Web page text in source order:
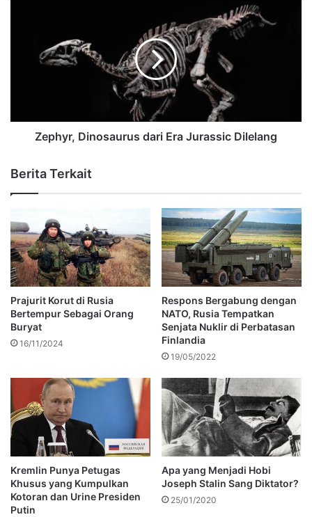
Zephyr, Dinosaurus dari Era Jurassic Dilelang
Berita Terkait
Prajurit Korut di Rusia
Bertempur Sebagai Orang
Buryat
16/11/2024
Respons Bergabung dengan
NATO, Rusia Tempatkan
Senjata Nuklir di Perbatasan
Finlandia
19/05/2022
Kremlin Punya Petugas
Khusus yang Kumpulkan
Kotoran dan Urine Presiden
Putin
Apa yang Menjadi Hobi
Joseph Stalin Sang Diktator?
25/01/2020